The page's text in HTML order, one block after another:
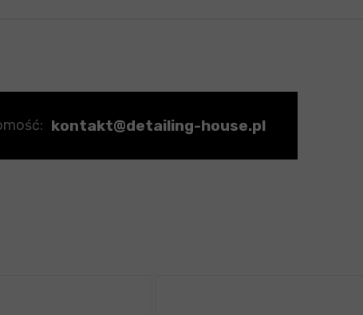
kontakt@detailing-house.pl